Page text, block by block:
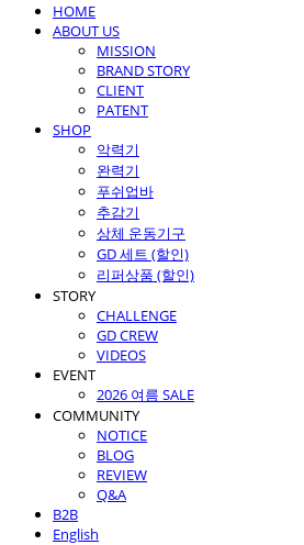
HOME
ABOUT US
MISSION
BRAND STORY
CLIENT
PATENT
SHOP
악력기
완력기
푸쉬업바
추감기
상체 운동기구
GD 세트 (할인)
리퍼상품 (할인)
STORY
CHALLENGE
GD CREW
VIDEOS
EVENT
2026 여름 SALE
COMMUNITY
NOTICE
BLOG
REVIEW
Q&A
B2B
English